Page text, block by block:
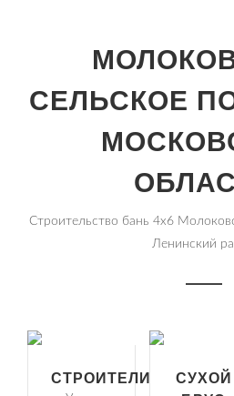
СЕЛЬСКОЕ
Строительство бань 4х6
Ленинский
СТРОИТЕЛИ
СУХОЙ